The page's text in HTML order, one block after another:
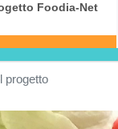
Foodia-Net
progetto